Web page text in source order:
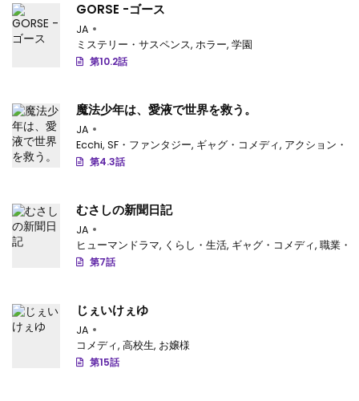
GORSE -ゴース
JA
ミステリー・サスペンス, ホラー, 学園
第10.2話
魔法少年は、愛液で世界を救う。
JA
Ecchi, SF・ファンタジー, ギャグ・コメディ, アクション・
第4.3話
むさしの新聞日記
JA
ヒューマンドラマ, くらし・生活, ギャグ・コメディ, 職業・
第7話
じぇいけぇゆ
JA
コメディ, 高校生, お嬢様
第15話